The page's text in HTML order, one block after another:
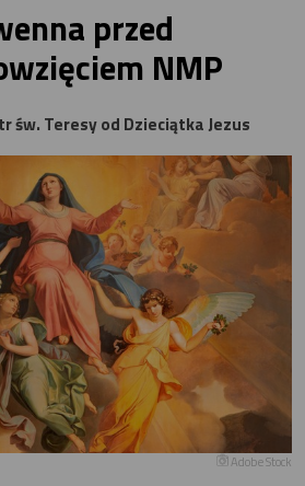
przed
NMP
św. Teresy od Dzieciątka Jezus
Adobe Stock